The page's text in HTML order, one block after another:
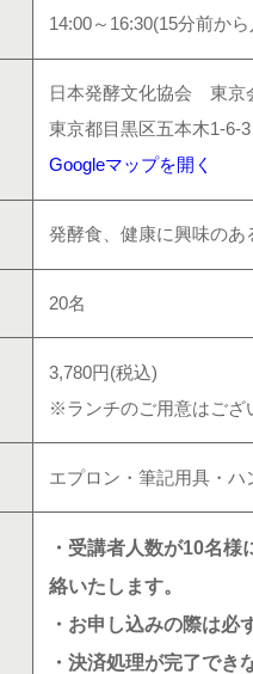
14:00～16:30(15分前か
日本発酵文化協会 東京
東京都目黒区五本木1-6-
Googleマップを開く
発酵食、健康に興味のあ
20名
3,780円(税込)
※ランチのご用意はござ
エプロン・筆記用具・ハ
・受講者人数が10名
絡いたします。
・お申し込みの際は必
・決済処理が完了で